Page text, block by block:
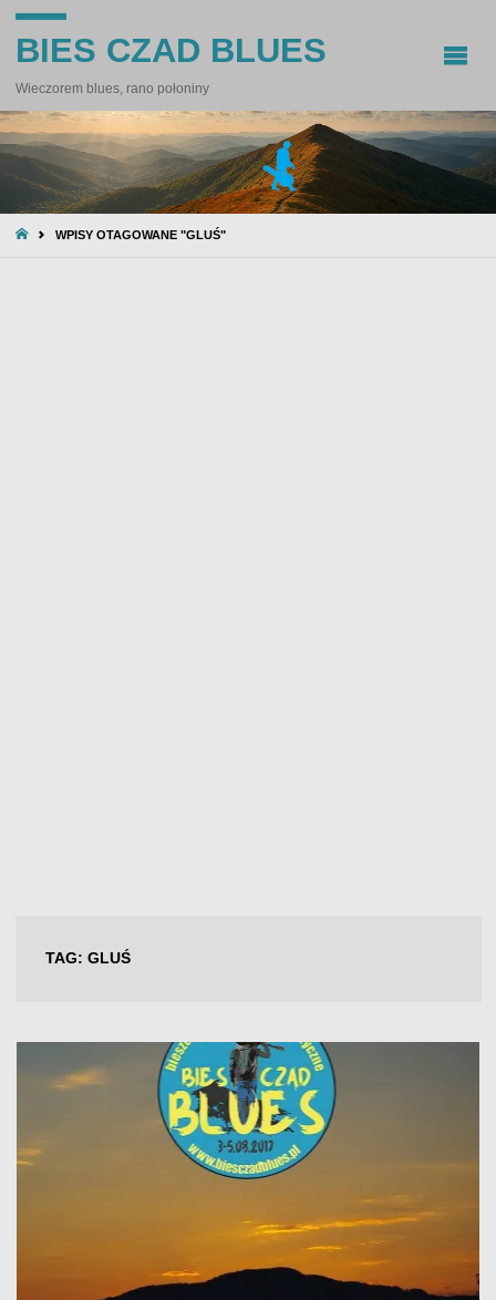
BIES CZAD BLUES
Wieczorem blues, rano połoniny
STRONA
WPISY OTAGOWANE "GLUŚ"
TAG: GLUŚ